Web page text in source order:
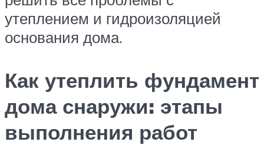
утеплением и гидроизоляцией
основания дома.
Как утеплить фундамент
дома снаружи: этапы
выполнения работ